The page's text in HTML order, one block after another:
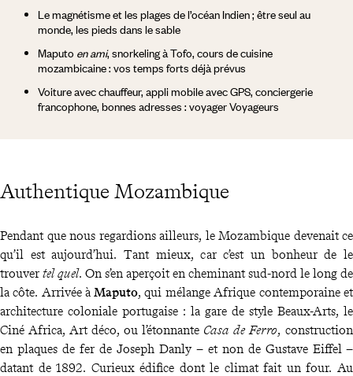
Authentique Mozambique
Le magnétisme et les plages de l’océan Indien ; être seul au
monde, les pieds dans le sable
Maputo en ami, snorkeling à Tofo, cours de cuisine
mozambicaine : vos temps forts déjà prévus
Voiture avec chauffeur, appli mobile avec GPS, conciergerie
francophone, bonnes adresses : voyager Voyageurs
Pendant que nous regardions ailleurs, le Mozambique devenait ce
qu’il est aujourd’hui. Tant mieux, car c’est un bonheur de le
trouvertel quel. On s’en aperçoit en cheminant sud-nord le long de
la côte. Arrivée à Maputo, qui mélange Afrique contemporaine et
architecture coloniale portugaise : la gare de style Beaux-Arts, le
Ciné Africa, Art déco, ou l’étonnante Casa de Ferro, construction
en plaques de fer de Joseph Danly – et non de Gustave Eiffel –
datant de 1892. Curieux édifice dont le climat fait un four. Au